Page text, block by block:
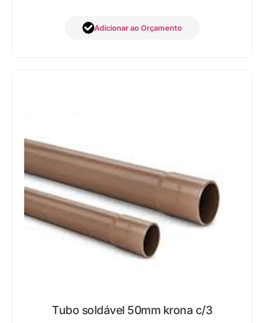
Adicionar ao Orçamento
Tubo soldável 50mm krona c/3